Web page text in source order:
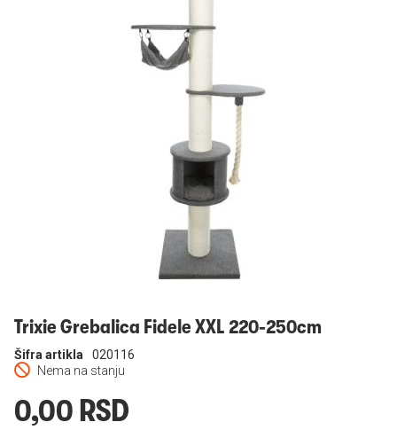
Trixie Grebalica Fidele XXL 220-250cm
Nema na stanju
Šifra artikla 020116
0,00 RSD